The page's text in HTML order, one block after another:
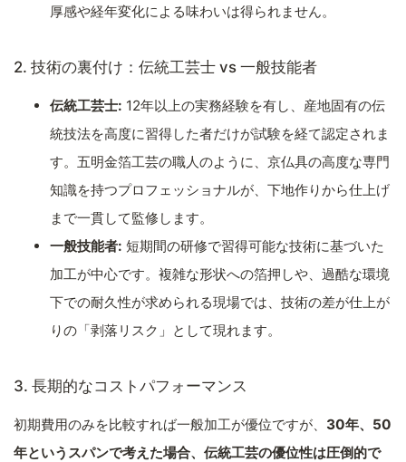
厚感や経年変化による味わいは得られません。
2. 技術の裏付け：伝統工芸士 vs 一般技能者
伝統工芸士: 12年以上の実務経験を有し、産地固有の伝
統技法を高度に習得した者だけが試験を経て認定されま
す。五明金箔工芸の職人のように、京仏具の高度な専門
知識を持つプロフェッショナルが、下地作りから仕上げ
まで一貫して監修します。
一般技能者: 短期間の研修で習得可能な技術に基づいた
加工が中心です。複雑な形状への箔押しや、過酷な環境
下での耐久性が求められる現場では、技術の差が仕上が
りの「剥落リスク」として現れます。
3. 長期的なコストパフォーマンス
初期費用のみを比較すれば一般加工が優位ですが、 30年、50
年というスパンで考えた場合、伝統工芸の優位性は圧倒的で